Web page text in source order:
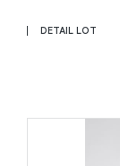
DETAIL LOT